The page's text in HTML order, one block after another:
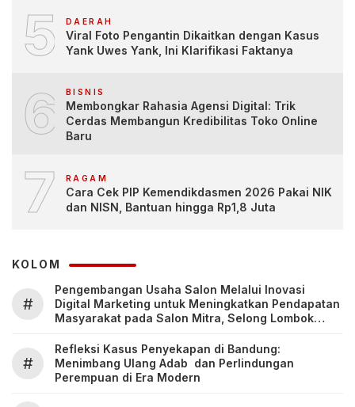
5 DAERAH
Viral Foto Pengantin Dikaitkan dengan Kasus
Yank Uwes Yank, Ini Klarifikasi Faktanya
6 BISNIS
Membongkar Rahasia Agensi Digital: Trik
Cerdas Membangun Kredibilitas Toko Online
Baru
7 RAGAM
Cara Cek PIP Kemendikdasmen 2026 Pakai NIK
dan NISN, Bantuan hingga Rp1,8 Juta
KOLOM
#
Pengembangan Usaha Salon Melalui Inovasi
Digital Marketing untuk Meningkatkan Pendapatan
Masyarakat pada Salon Mitra, Selong Lombok
#
Refleksi Kasus Penyekapan di Bandung:
Menimbang Ulang Adab dan Perlindungan
Perempuan di Era Modern